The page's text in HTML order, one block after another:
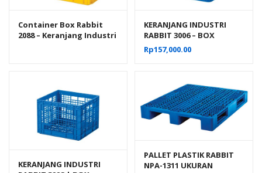
Container Box Rabbit
2088 – Keranjang Industri
KERANJANG INDUSTRI
RABBIT 3006 – BOX
PLASTIK CONTAINER
INDUSTRIAL
Rp157,000.00
KERANJANG INDUSTRI
PALLET PLASTIK RABBIT
NPA-1311 UKURAN